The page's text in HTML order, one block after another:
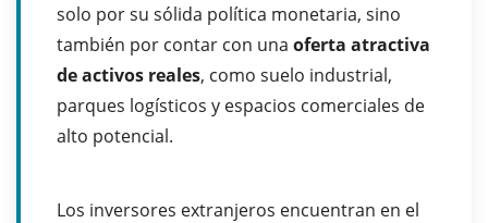
solo por su sólida política monetaria, sino
también por contar con una oferta atractiva
de activos reales, como suelo industrial,
parques logísticos y espacios comerciales de
alto potencial.
Los inversores extranjeros encuentran en el